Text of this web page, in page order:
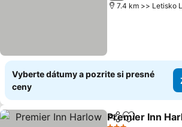
7.4 km >> Letisko
Vyberte dátumy a pozrite si presné
ceny
ZdieľaťPridať do
Premier Inn